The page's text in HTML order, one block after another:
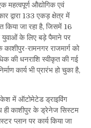
महत्वपूर्ण औद्योगिक एवं
द्वारा 133 एकड़ क्षेत्र में
किया जा रहा है, जिसमें 16
के लिए बड़े पैमाने पर
रामनगर राजमार्ग को
की धनराशि स्वीकृत की गई
कार्य भी प्रारंभ हो चुका है,
में ऑटोमेटेड ड्राइविंग
ही काशीपुर के ड्रेनेज सिस्टम
प्लान पर कार्य किया जा